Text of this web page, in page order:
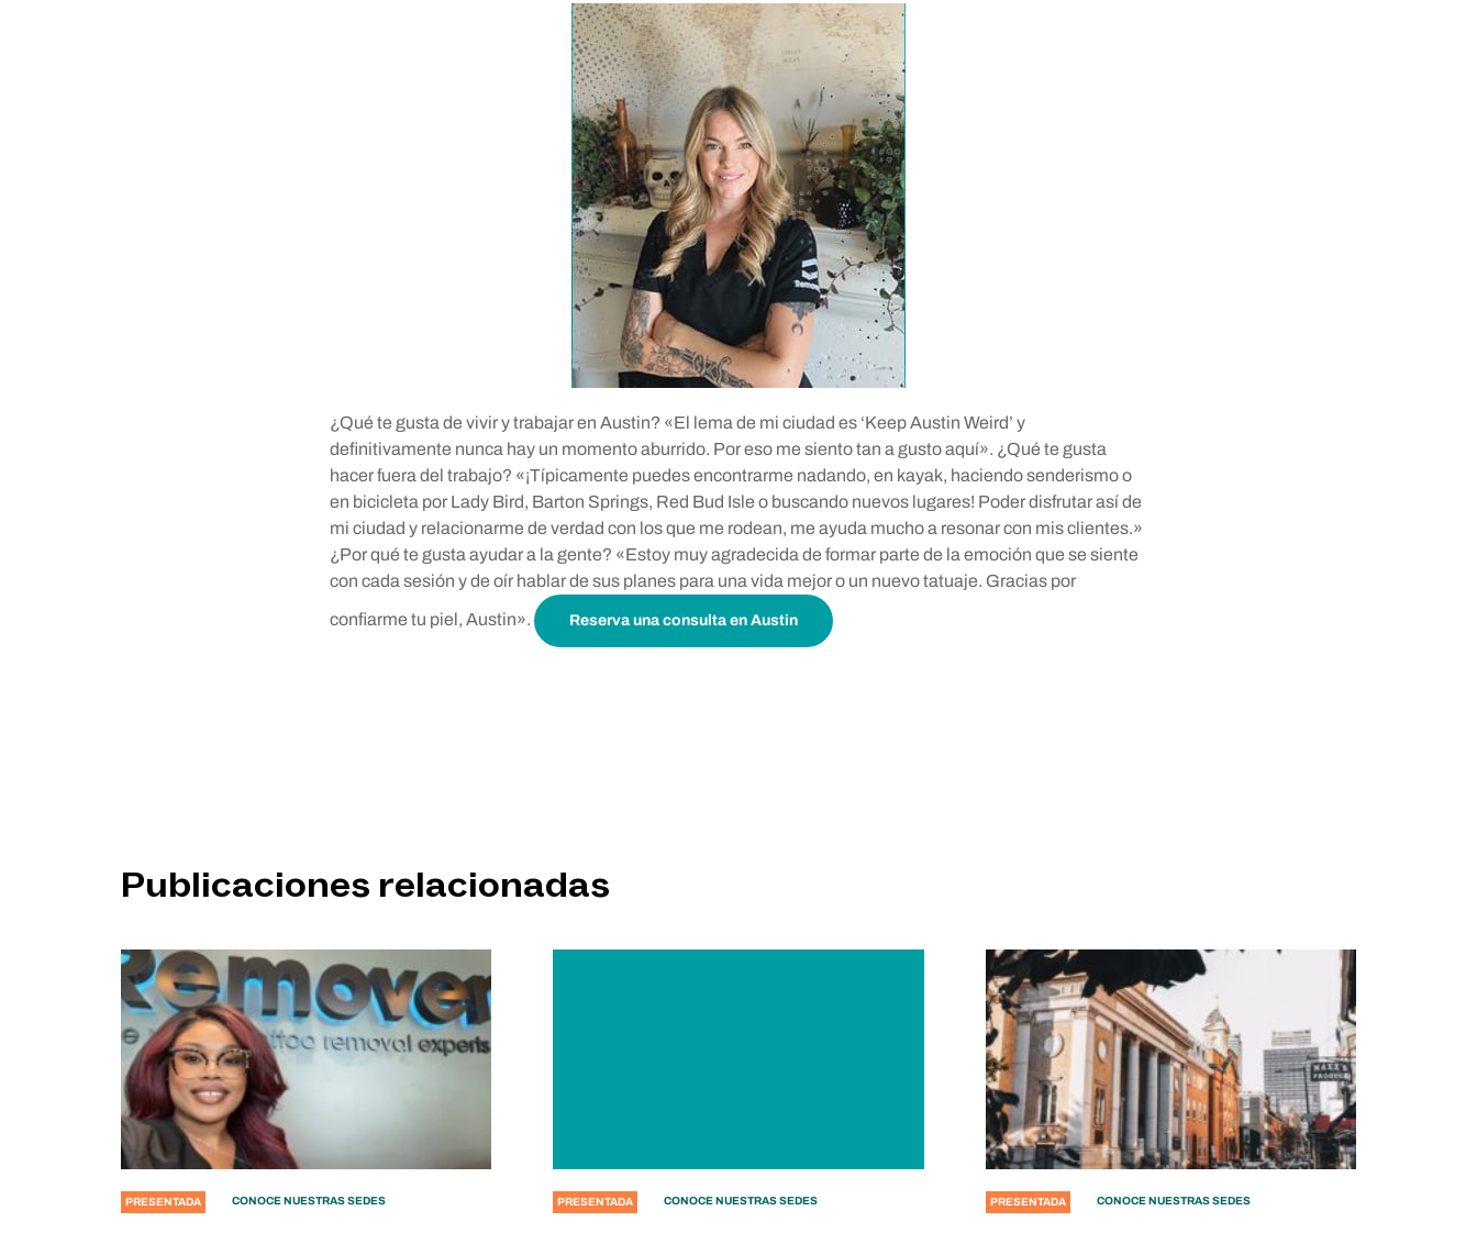
¿Qué te gusta de vivir y trabajar en Austin? «El lema de mi ciudad es ‘Keep Austin Weird’ y
definitivamente nunca hay un momento aburrido. Por eso me siento tan a gusto aquí». ¿Qué te gusta
hacer fuera del trabajo? «¡Típicamente puedes encontrarme nadando, en kayak, haciendo senderismo o
en bicicleta por Lady Bird, Barton Springs, Red Bud Isle o buscando nuevos lugares! Poder disfrutar así de
mi ciudad y relacionarme de verdad con los que me rodean, me ayuda mucho a resonar con mis clientes.»
¿Por qué te gusta ayudar a la gente? «Estoy muy agradecida de formar parte de la emoción que se siente
con cada sesión y de oír hablar de sus planes para una vida mejor o un nuevo tatuaje. Gracias por
confiarme tu piel, Austin». Reserva una consulta en Austin
Publicaciones relacionadas
PRESENTADA CONOCE NUESTRAS SEDES PRESENTADA CONOCE NUESTRAS SEDES PRESENTADA CONOCE NUESTRAS SEDES